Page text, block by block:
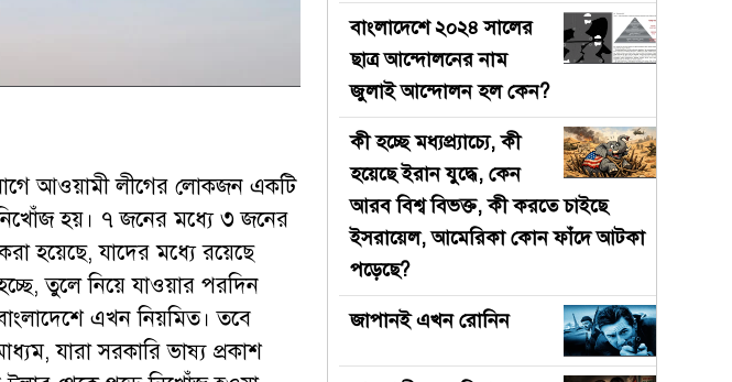
আওয়ামী লীগের লোকজন একটি
হয়। ৭ জনের মধ্যে ৩ জনের
হয়েছে, যাদের মধ্যে রয়েছে
তুলে নিয়ে যাওয়ার পরদিন
এখন নিয়মিত। তবে
যারা সরকারি ভাষ্য প্রকাশ
বাংলাদেশে ২০২৪ সালের
ছাত্র আন্দোলনের নাম
জুলাই আন্দোলন হল কেন?
কী হচ্ছে মধ্যপ্র্যাচ্যে, কী
হয়েছে ইরান যুদ্ধে, কেন
আরব বিশ্ব বিভক্ত, কী করতে চাইছে
ইসরায়েল, আমেরিকা কোন ফাঁদে আটকা
পড়েছে?
জাপানই এখন রোনিন